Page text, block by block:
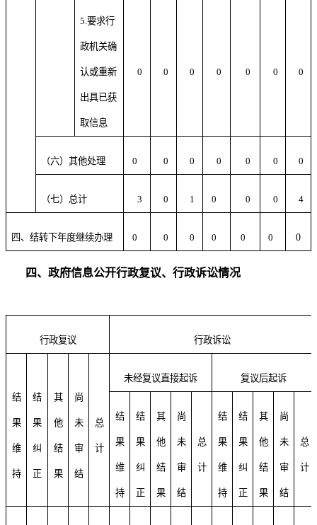
5.要求行
政机关确
认或重新
出具已获
取信息
0 0 0 0 0 0 0
（六）其他处理 0 0 0 0 0 0 0
（七）总计 3 0 1 0 0 0 4
四、结转下年度继续办理 0 0 0 0 0 0 0
四、 政府信息公开行政复议、行政诉讼情况
行政复议 行政诉讼
结
果
维
持
结
果
纠
正
其
他
结
果
尚
未
审
结
总
计
未经复议直接起诉 复议后起诉
结
果
维
持
结
果
纠
正
其
他
结
果
尚
未
审
结
总
计
结
果
维
持
结
果
纠
正
其
他
结
果
尚
未
审
结
总
计